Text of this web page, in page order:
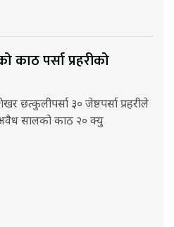
पर्सा प्रहरीको
छत्कुलीपर्सा ३० जेष्ठपर्सा प्रहरीले
सालको काठ २० क्यु